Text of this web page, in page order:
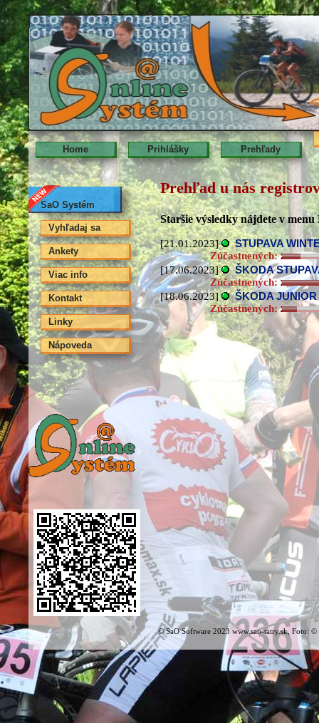
Home Prihlášky Prehľady
SaO Systém
Vyhľadaj sa
Ankety
Viac info
Kontakt
Linky
Nápoveda
Prehľad u nás
Staršie výsledky nájdete v menu
[21.01.2023]
STUPAVA
Zúčastnených:
[17.06.2023]
ŠKODA
Zúčastnených:
[18.06.2023]
ŠKODA
Zúčastnených:
© SaO Software 2023 www.sao-tatry.sk, Foto: